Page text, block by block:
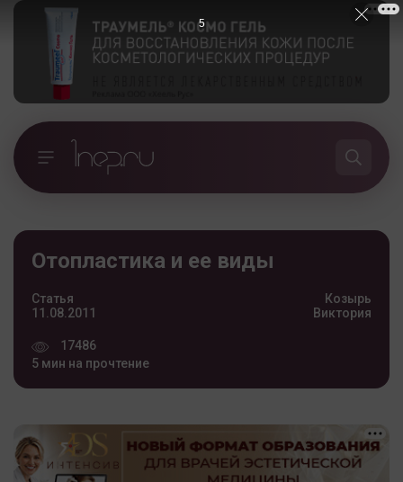
Отопластика и ее виды
Статья
11.08.2011
17486
5 мин на прочтение
Козырь
Виктория
4